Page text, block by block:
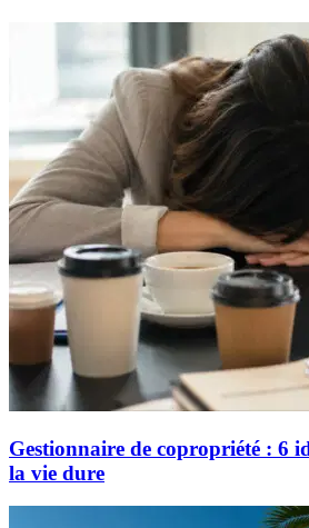
Gestionnaire de copropriété : 6
la vie dure